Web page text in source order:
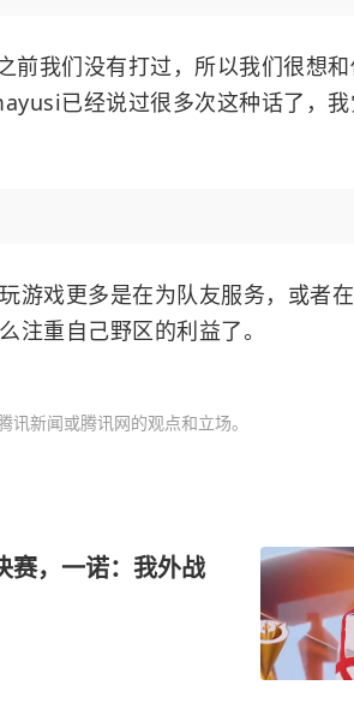
前我们没有打过，所以我们很想
已经说过很多次这种话了，
游戏更多是在为队友服务，或者
注重自己野区的利益了。
新闻或腾讯网的观点和立场。
赛，一诺：我外战